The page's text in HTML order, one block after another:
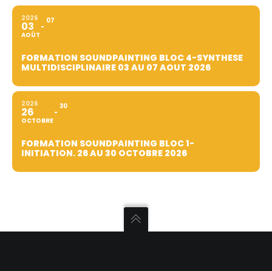
2026
03
AOÛT
07
FORMATION SOUNDPAINTING BLOC 4-SYNTHESE
MULTIDISCIPLINAIRE 03 AU 07 AOUT 2026
2026
26
OCTOBRE
30
FORMATION SOUNDPAINTING BLOC 1-
INITIATION. 26 AU 30 OCTOBRE 2026